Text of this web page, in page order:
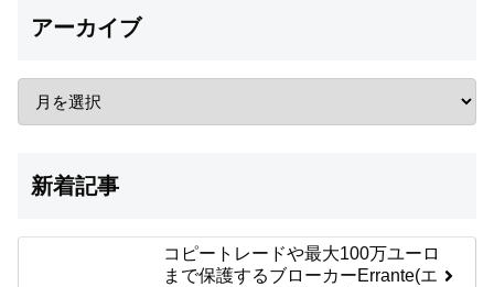
アーカイブ
新着記事
コピートレードや最大100万ユーロ
まで保護するブローカーErrante(エ